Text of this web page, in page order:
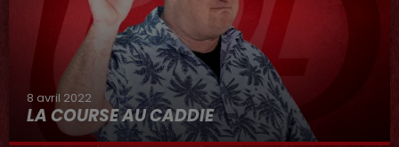
8 avril 2022
LA COURSE AU CADDIE